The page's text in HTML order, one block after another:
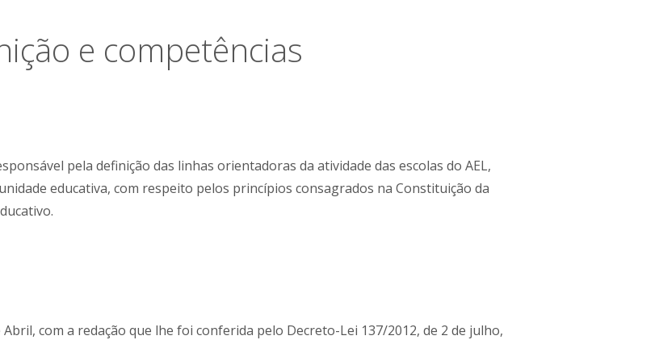
e competências
pela definição das linhas orientadoras da atividade das escolas do AEL,
educativa, com respeito pelos princípios consagrados na Constituição da
com a redação que lhe foi conferida pelo Decreto-Lei 137/2012, de 2 de julho,